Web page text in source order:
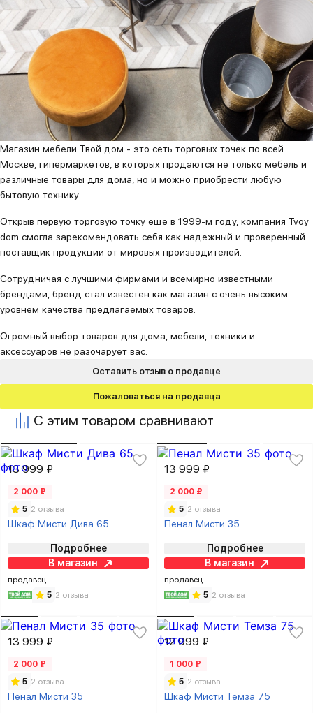
Оставить отзыв о продавце
Пожаловаться на продавца
Магазин мебели Твой дом - это сеть торговых точек по всей
Москве, гипермаркетов, в которых продаются не только мебель и
различные товары для дома, но и можно приобрести любую
бытовую технику.
Открыв первую торговую точку еще в 1999-м году, компания Tvoy
dom смогла зарекомендовать себя как надежный и проверенный
поставщик продукции от мировых производителей.
Сотрудничая с лучшими фирмами и всемирно известными
брендами, бренд стал известен как магазин с очень высоким
уровнем качества предлагаемых товаров.
Огромный выбор товаров для дома, мебели, техники и
аксессуаров не разочарует вас.
С этим товаром сравнивают
13 999 ₽
2 000 ₽
5 2 отзыва
Шкаф Мисти Дива 65
Подробнее
В магазин
продавец
5 2 отзыва
13 999 ₽
2 000 ₽
5 2 отзыва
Пенал Мисти 35
Подробнее
В магазин
продавец
5 2 отзыва
13 999 ₽
2 000 ₽
5 2 отзыва
Пенал Мисти 35
12 999 ₽
1 000 ₽
5 2 отзыва
Шкаф Мисти Темза 75